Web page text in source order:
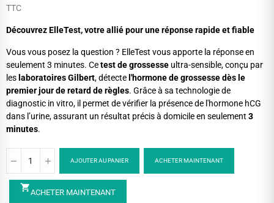
TTC
Découvrez ElleTest, votre allié pour une réponse rapide et fiable
Vous vous posez la question ? ElleTest vous apporte la réponse en
seulement 3 minutes. Cetest de grossesse ultra-sensible, conçu par
les laboratoires Gilbert, détecte l'hormone de grossesse dès le
premier jour de retard de règles. Grâce à sa technologie de
diagnostic in vitro, il permet de vérifier la présence de l'hormone hCG
dans l’urine, assurant un résultat précis à domicile en seulement 3
minutes.
AJOUTER AU PANIER ACHETER MAINTENANT
shopping_cartACHETER MAINTENANT